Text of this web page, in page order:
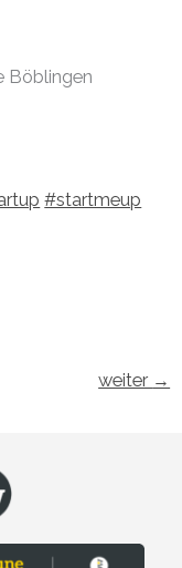
Böblingen
#startmeup
weiter →